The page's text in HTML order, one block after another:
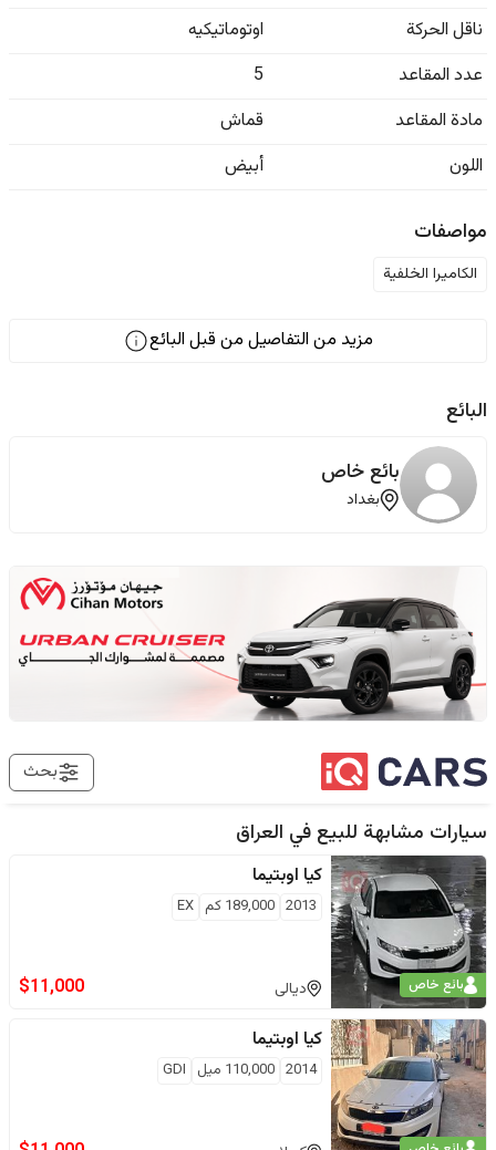
ناقل الحركة
اوتوماتيكيه
عدد المقاعد
5
مادة المقاعد
قماش
اللون
أبيض
مواصفات
الكاميرا الخلفية
مزيد من التفاصيل من قبل البائع
البائع
بائع خاص
بغداد
بحث
سيارات مشابهة للبيع في العراق
بائع خاص
كيا اوبتيما
2013
189,000 كم EX
ديالى $11,000
كيا اوبتيما
2014
110,000 ميل GDI